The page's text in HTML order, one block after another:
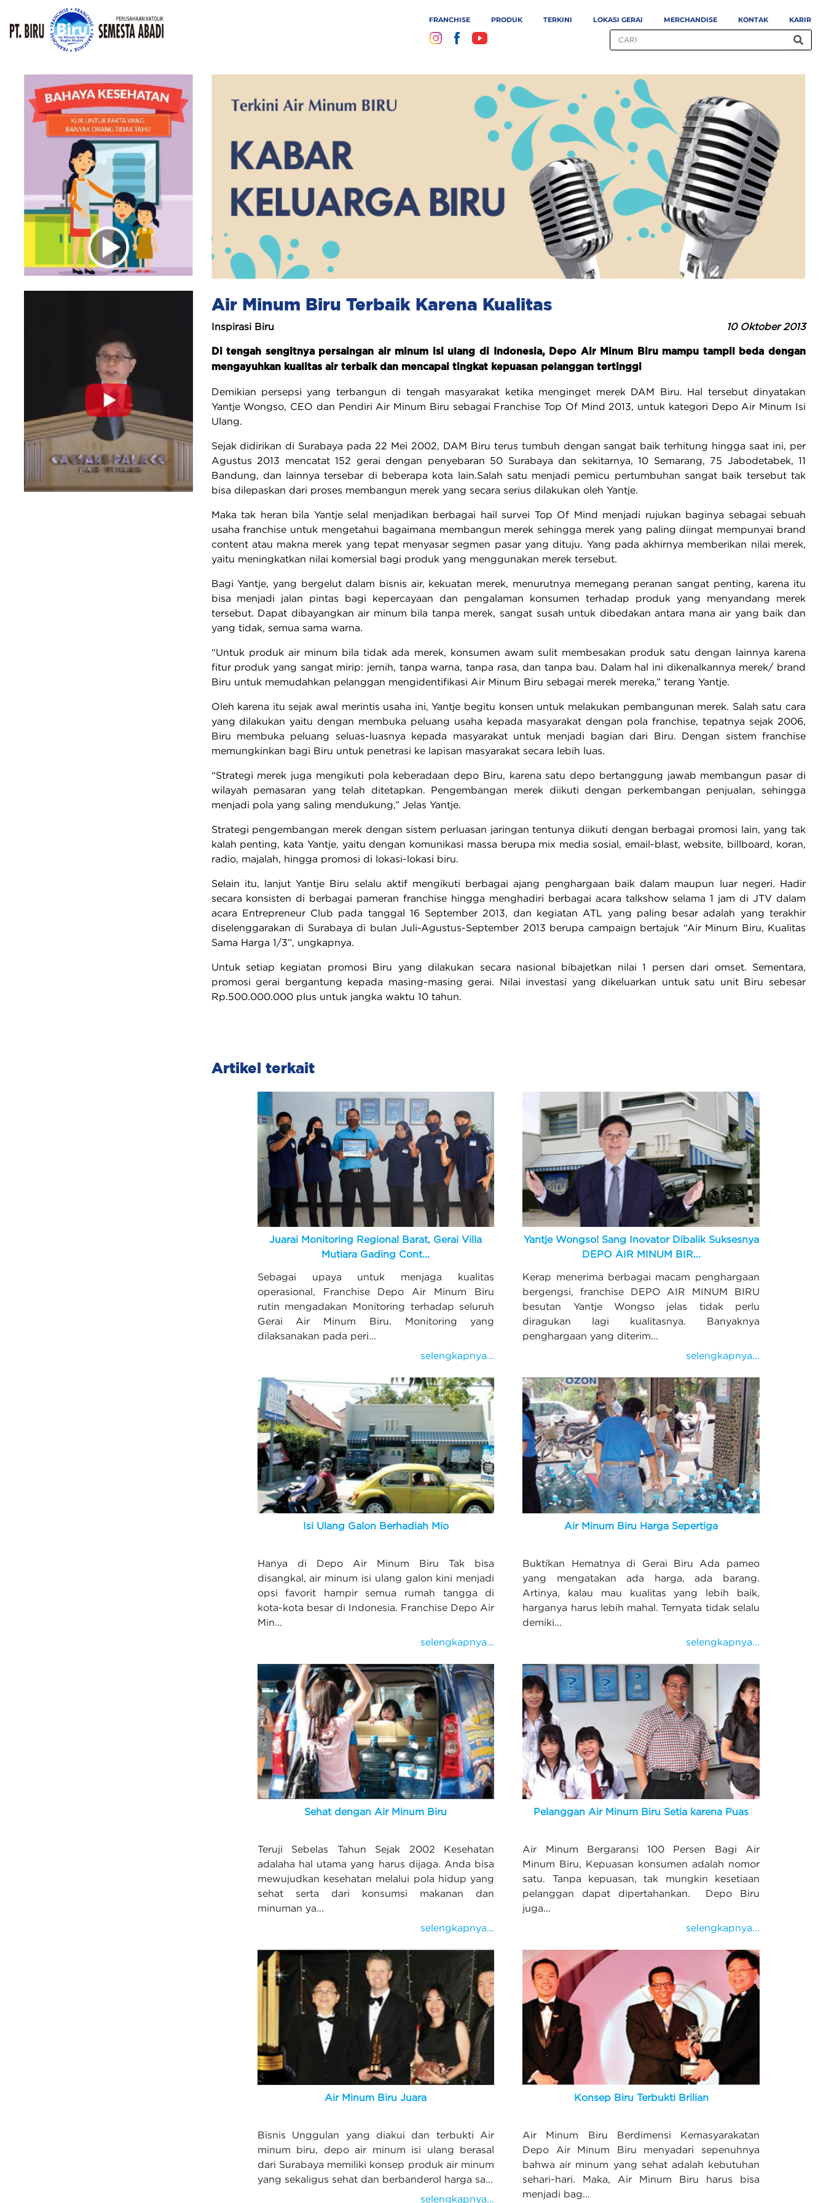
FRANCHISE PRODUK TERKINI LOKASI GERAI MERCHANDISE KONTAK KARIR
Air Minum Biru Terbaik Karena Kualitas
Inspirasi Biru 10 Oktober 2013
Di tengah sengitnya persaingan air minum isi ulang di Indonesia, Depo Air Minum Biru mampu tampil beda dengan
mengayuhkan kualitas air terbaik dan mencapai tingkat kepuasan pelanggan tertinggi
Demikian persepsi yang terbangun di tengah masyarakat ketika menginget merek DAM Biru. Hal tersebut dinyatakan
Yantje Wongso, CEO dan Pendiri Air Minum Biru sebagai Franchise Top Of Mind 2013, untuk kategori Depo Air Minum Isi
Ulang.
Sejak didirikan di Surabaya pada 22 Mei 2002, DAM Biru terus tumbuh dengan sangat baik terhitung hingga saat ini, per
Agustus 2013 mencatat 152 gerai dengan penyebaran 50 Surabaya dan sekitarnya, 10 Semarang, 75 Jabodetabek, 11
Bandung, dan lainnya tersebar di beberapa kota lain.Salah satu menjadi pemicu pertumbuhan sangat baik tersebut tak
bisa dilepaskan dari proses membangun merek yang secara serius dilakukan oleh Yantje.
Maka tak heran bila Yantje selal menjadikan berbagai hail survei Top Of Mind menjadi rujukan baginya sebagai sebuah
usaha franchise untuk mengetahui bagaimana membangun merek sehingga merek yang paling diingat mempunyai brand
content atau makna merek yang tepat menyasar segmen pasar yang dituju. Yang pada akhirnya memberikan nilai merek,
yaitu meningkatkan nilai komersial bagi produk yang menggunakan merek tersebut.
Bagi Yantje, yang bergelut dalam bisnis air, kekuatan merek, menurutnya memegang peranan sangat penting, karena itu
bisa menjadi jalan pintas bagi kepercayaan dan pengalaman konsumen terhadap produk yang menyandang merek
tersebut. Dapat dibayangkan air minum bila tanpa merek, sangat susah untuk dibedakan antara mana air yang baik dan
yang tidak, semua sama warna.
“Untuk produk air minum bila tidak ada merek, konsumen awam sulit membesakan produk satu dengan lainnya karena
fitur produk yang sangat mirip: jernih, tanpa warna, tanpa rasa, dan tanpa bau. Dalam hal ini dikenalkannya merek/ brand
Biru untuk memudahkan pelanggan mengidentifikasi Air Minum Biru sebagai merek mereka,” terang Yantje.
Oleh karena itu sejak awal merintis usaha ini, Yantje begitu konsen untuk melakukan pembangunan merek. Salah satu cara
yang dilakukan yaitu dengan membuka peluang usaha kepada masyarakat dengan pola franchise, tepatnya sejak 2006,
Biru membuka peluang seluas-luasnya kepada masyarakat untuk menjadi bagian dari Biru. Dengan sistem franchise
memungkinkan bagi Biru untuk penetrasi ke lapisan masyarakat secara lebih luas.
“Strategi merek juga mengikuti pola keberadaan depo Biru, karena satu depo bertanggung jawab membangun pasar di
wilayah pemasaran yang telah ditetapkan. Pengembangan merek diikuti dengan perkembangan penjualan, sehingga
menjadi pola yang saling mendukung,” Jelas Yantje.
Strategi pengembangan merek dengan sistem perluasan jaringan tentunya diikuti dengan berbagai promosi lain, yang tak
kalah penting, kata Yantje, yaitu dengan komunikasi massa berupa mix media sosial, email-blast, website, billboard, koran,
radio, majalah, hingga promosi di lokasi-lokasi biru.
Selain itu, lanjut Yantje Biru selalu aktif mengikuti berbagai ajang penghargaan baik dalam maupun luar negeri. Hadir
secara konsisten di berbagai pameran franchise hingga menghadiri berbagai acara talkshow selama 1 jam di JTV dalam
acara Entrepreneur Club pada tanggal 16 September 2013, dan kegiatan ATL yang paling besar adalah yang terakhir
diselenggarakan di Surabaya di bulan Juli-Agustus-September 2013 berupa campaign bertajuk “Air Minum Biru, Kualitas
Sama Harga 1/3”, ungkapnya.
Untuk setiap kegiatan promosi Biru yang dilakukan secara nasional bibajetkan nilai 1 persen dari omset. Sementara,
promosi gerai bergantung kepada masing-masing gerai. Nilai investasi yang dikeluarkan untuk satu unit Biru sebesar
Rp.500.000.000 plus untuk jangka waktu 10 tahun.
Artikel terkait
Juarai Monitoring Regional Barat, Gerai Villa
Mutiara Gading Cont...
Sebagai upaya untuk menjaga kualitas
operasional, Franchise Depo Air Minum Biru
rutin mengadakan Monitoring terhadap seluruh
Gerai Air Minum Biru. Monitoring yang
dilaksanakan pada peri...
selengkapnya...
Yantje Wongso! Sang Inovator Dibalik Suksesnya
DEPO AIR MINUM BIR...
Kerap menerima berbagai macam penghargaan
bergengsi, franchise DEPO AIR MINUM BIRU
besutan Yantje Wongso jelas tidak perlu
diragukan lagi kualitasnya. Banyaknya
penghargaan yang diterim...
selengkapnya...
Isi Ulang Galon Berhadiah Mio
Hanya di Depo Air Minum Biru Tak bisa
disangkal, air minum isi ulang galon kini menjadi
opsi favorit hampir semua rumah tangga di
kota-kota besar di Indonesia. Franchise Depo Air
Min...
selengkapnya...
Air Minum Biru Harga Sepertiga
Buktikan Hematnya di Gerai Biru Ada pameo
yang mengatakan ada harga, ada barang.
Artinya, kalau mau kualitas yang lebih baik,
harganya harus lebih mahal. Ternyata tidak selalu
demiki...
selengkapnya...
Sehat dengan Air Minum Biru
Teruji Sebelas Tahun Sejak 2002 Kesehatan
adalaha hal utama yang harus dijaga. Anda bisa
mewujudkan kesehatan melalui pola hidup yang
sehat serta dari konsumsi makanan dan
minuman ya...
selengkapnya...
Pelanggan Air Minum Biru Setia karena Puas
Air Minum Bergaransi 100 Persen Bagi Air
Minum Biru, Kepuasan konsumen adalah nomor
satu. Tanpa kepuasan, tak mungkin kesetiaan
pelanggan dapat dipertahankan. Depo Biru
juga...
selengkapnya...
Air Minum Biru Juara
Bisnis Unggulan yang diakui dan terbukti Air
minum biru, depo air minum isi ulang berasal
dari Surabaya memiliki konsep produk air minum
yang sekaligus sehat dan berbanderol harga sa...
selengkapnya...
Konsep Biru Terbukti Brilian
Air Minum Biru Berdimensi Kemasyarakatan
Depo Air Minum Biru menyadari sepenuhnya
bahwa air minum yang sehat adalah kebutuhan
sehari-hari. Maka, Air Minum Biru harus bisa
menjadi bag...